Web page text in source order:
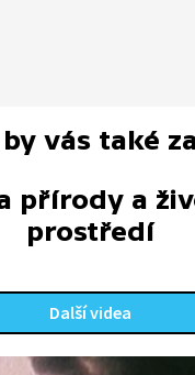
vás také
přírody a
prostředí
Další videa